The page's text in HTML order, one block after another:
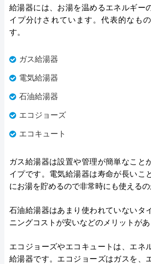
給湯器には、お湯を温めるエネルギー
イプ分けされています。代表的なも
す。
ガス給湯器
電気給湯器
石油給湯器
エコジョーズ
エコキュート
ガス給湯器は設置や管理が簡単なこと
イプです。電気給湯器は寿命が長いこ
にお湯を貯めるので非常時にも使えるの
石油給湯器はあまり使われていないタ
ニングコストが安いなどのメリットがあ
エコジョーズやエコキュートは、エネ
給湯器です。エコジョーズはガスを、